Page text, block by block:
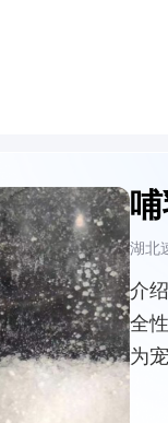
湖北
介绍
全
为